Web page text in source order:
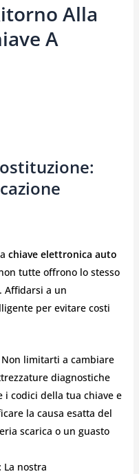
Alla
A
chiave elettronica auto
tutte offrono lo stesso
Affidarsi a un
per evitare costi
Non limitarti a cambiare
diagnostiche
i codici della tua chiave e
la causa esatta del
scarica o un guasto
La nostra